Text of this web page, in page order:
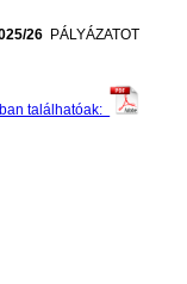
26 PÁLYÁZATOT
találhatóak: